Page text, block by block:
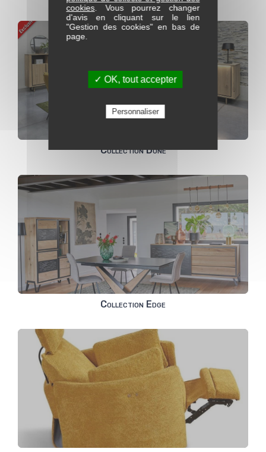
Collection Dune
Collection Edge
cookies. Vous pourrez changer
d'avis en cliquant sur le lien
"Gestion des cookies" en bas de
page.
✓ OK, tout accepter
Personnaliser